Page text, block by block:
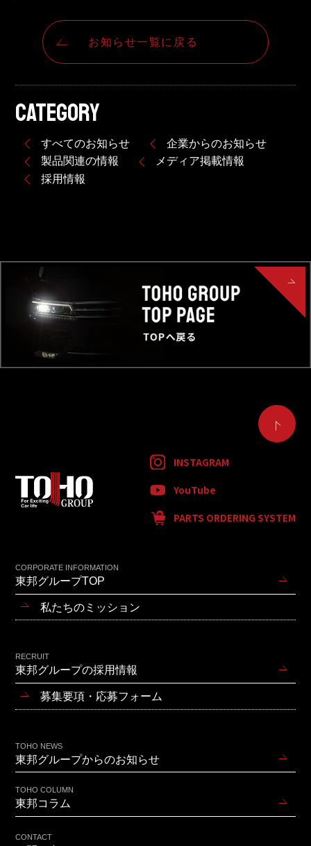
お知らせ一覧に戻る
CATEGORY
すべてのお知らせ
企業からのお知らせ
製品関連の情報
メディア掲載情報
採用情報
INSTAGRAM
YouTube
PARTS ORDERING SYSTEM
CORPORATE INFORMATION
東邦グループTOP
私たちのミッション
RECRUIT
東邦グループの採用情報
募集要項・応募フォーム
TOHO NEWS
東邦グループからのお知らせ
TOHO COLUMN
東邦コラム
CONTACT